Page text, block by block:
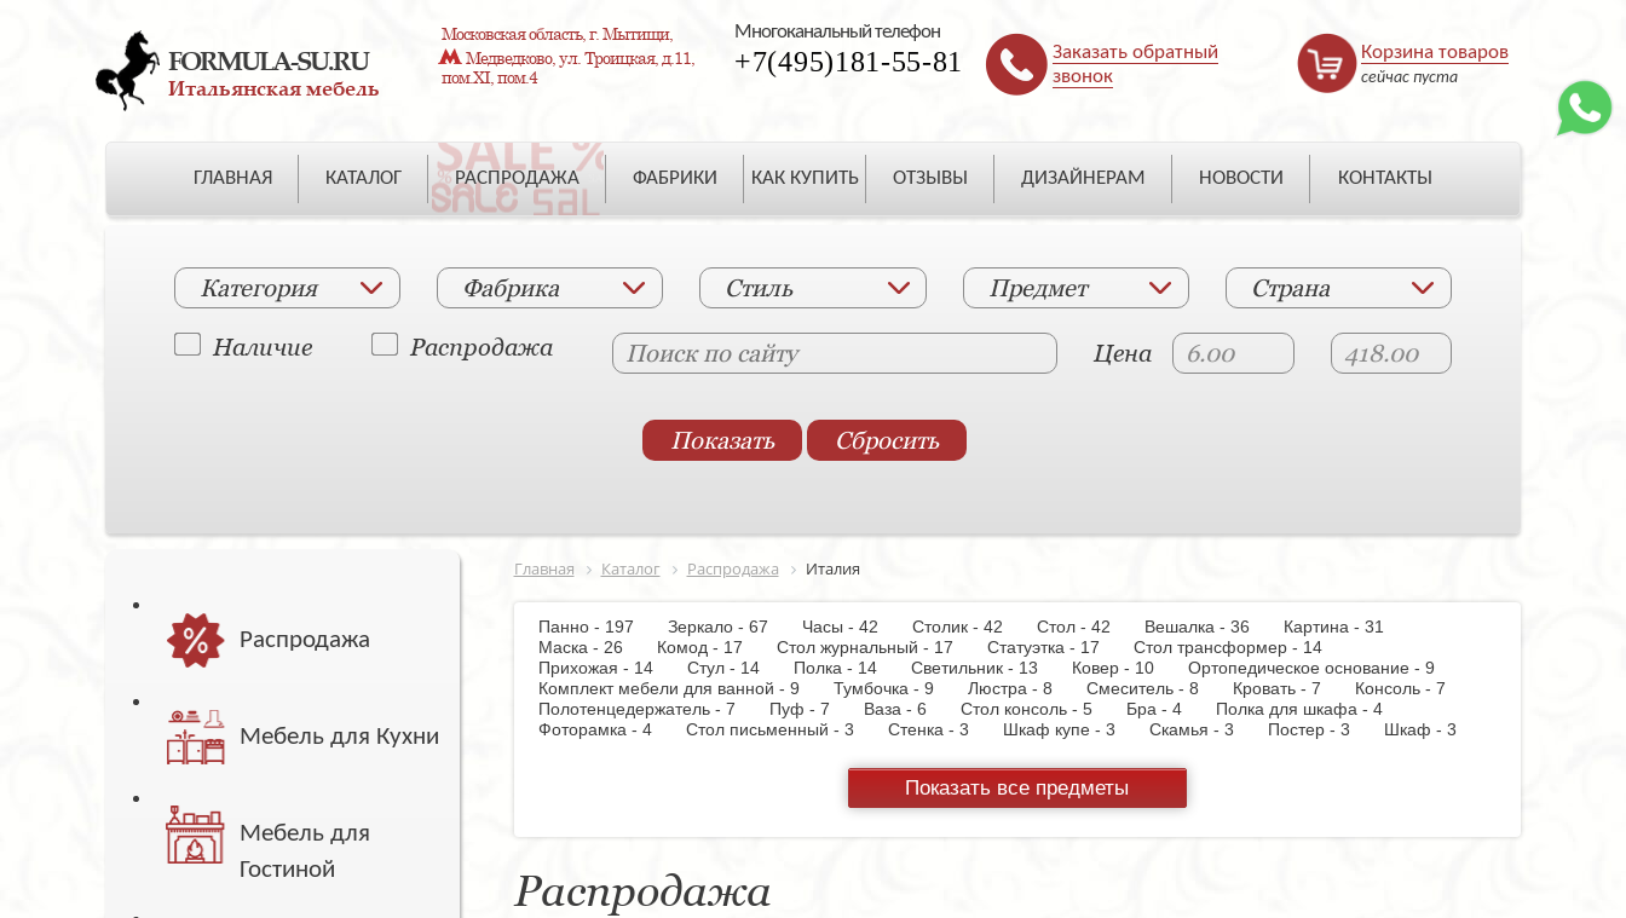
FORMULA-SU.RU
Итальянская мебель
Московская область, г. Мытищи,
Медведково, ул. Троицкая, д.11,
пом.XI, пом.4
Многоканальный телефон
+7(495)181-55-81
Заказать обратный
звонок
Корзина товаров
сейчас пуста
ГЛАВНАЯ КАТАЛОГ РАСПРОДАЖА ФАБРИКИ КАК КУПИТЬ ОТЗЫВЫ ДИЗАЙНЕРАМ НОВОСТИ КОНТАКТЫ
Категория Фабрика Стиль Предмет Страна
Наличие Распродажа Цена
Распродажа
Мебель для Кухни
Мебель для
Гостиной
Главная Каталог Распродажа Италия
Панно - 197 Зеркало - 67 Часы - 42 Столик - 42 Стол - 42 Вешалка - 36
Картина - 31
Маска - 26
Комод - 17 Стол журнальный - 17 Статуэтка - 17
Стол трансформер - 14
Прихожая - 14
Стул - 14 Полка - 14 Светильник - 13 Ковер - 10
Ортопедическое основание - 9
Комплект мебели для ванной - 9
Тумбочка - 9 Люстра - 8 Смеситель - 8 Кровать - 7
Консоль - 7
Полотенцедержатель - 7
Пуф - 7 Ваза - 6 Стол консоль - 5 Бра - 4
Полка для шкафа - 4
Фоторамка - 4
Стол письменный - 3 Стенка - 3 Шкаф купе - 3 Скамья - 3 Постер - 3
Шкаф - 3
Панель настенная для TV - 3Газетница - 2Стеллаж - 2
Предмет интерьера - 2Пантограф - 2
Стойка ресепшен - 1Варочная панель - 1Полотенцесушитель - 1
шкаф - 1
Копилка - 1Корзина - 1Держатель для обуви - 1 Бутылочница - 1Игрушка - 1
Бар - 1
Подсвечник - 1
Показать все предметы
Распродажа